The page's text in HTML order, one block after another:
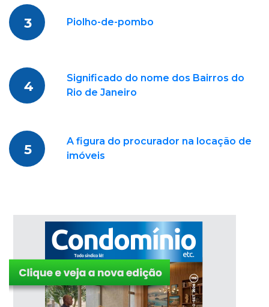
3 Piolho-de-pombo
4
Significado do nome dos Bairros do
Rio de Janeiro
5
A figura do procurador na locação de
imóveis